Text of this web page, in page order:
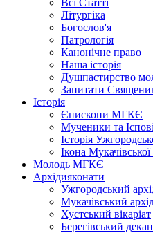
Літургіка
Богослов'я
Патрологія
Канонічне право
Наша історія
Душпастирство
Запитати
Історія
Єпископи МГКЄ
Мученики та
Історія
Ікона
Молодь МГКЄ
Архідияконати
Ужгородський
Мукачівський
Хустський вікаріат
Берегівський